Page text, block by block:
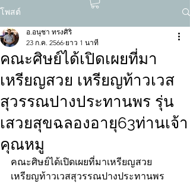
โพสต์
คณะศิษย์ได้เปิดเผยที่มา
เหรียญสวย เหรียญท้าวเวส
สุวรรณปางประทานพร รุ่น
เสวยสุขฉลองอายุ63ท่านเจ้า
คุณหมู
อ.อนุชา ทรงศิริ
23 ก.ค. 2566 ยาว 1 นาที
คณะศิษย์ได้เปิดเผยที่มาเหรียญสวย
เหรียญท้าวเวสสุวรรณปางประทานพร